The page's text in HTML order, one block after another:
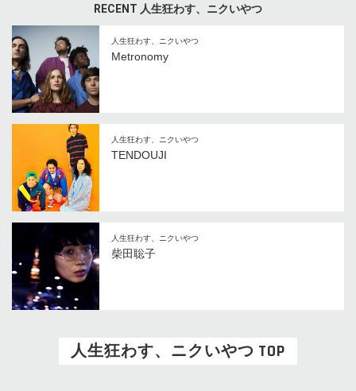
RECENT 人生狂わす、ニクいやつ
人生狂わす、ニクいやつ
Metronomy
人生狂わす、ニクいやつ
TENDOUJI
人生狂わす、ニクいやつ
柴田聡子
人生狂わす、ニクいやつ TOP